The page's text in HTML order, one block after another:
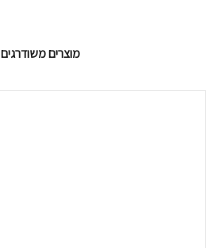
מוצרים משודרגים